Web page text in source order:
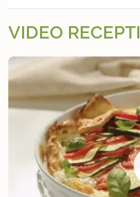
VIDEO RECEPTI